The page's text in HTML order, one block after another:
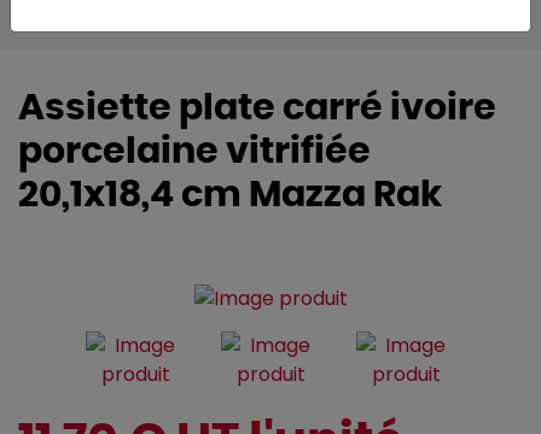
Assiette plate carré ivoire
porcelaine vitrifiée
20,1x18,4 cm Mazza Rak